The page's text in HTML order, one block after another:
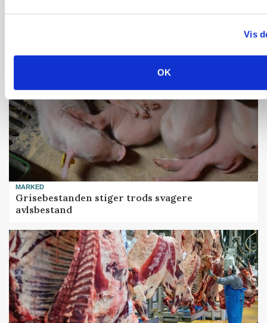
Vis
OK
MARKED
Grisebestanden stiger trods svagere
avlsbestand